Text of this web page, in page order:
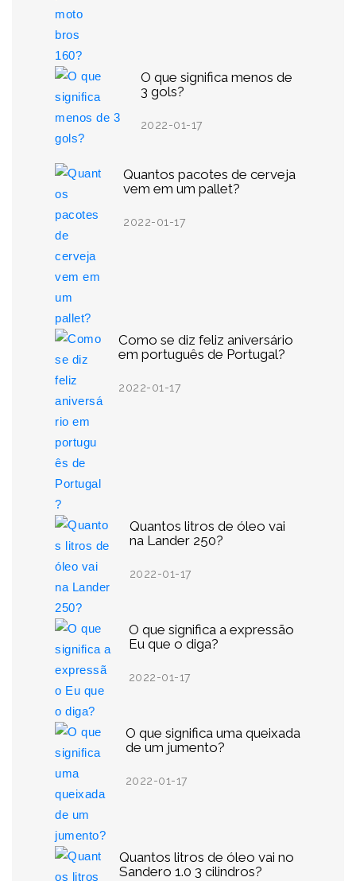
O que significa menos de
3 gols?
2022-01-17
Quantos pacotes de cerveja
vem em um pallet?
2022-01-17
Como se diz feliz aniversário
em português de Portugal?
2022-01-17
Quantos litros de óleo vai
na Lander 250?
2022-01-17
O que significa a expressão
Eu que o diga?
2022-01-17
O que significa uma queixada
de um jumento?
2022-01-17
Quantos litros de óleo vai no
Sandero 1.0 3 cilindros?